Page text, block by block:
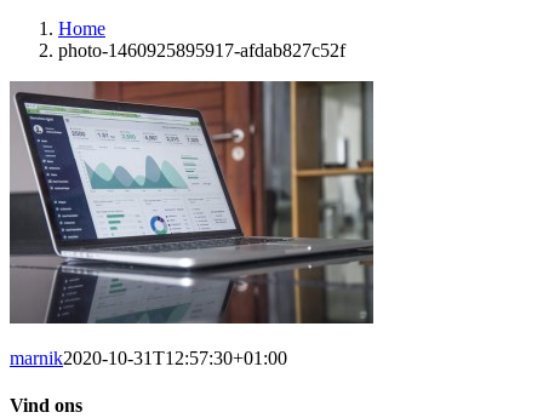
Home
photo-1460925895917-afdab827c52f
marnik2020-10-31T12:57:30+01:00
Vind ons